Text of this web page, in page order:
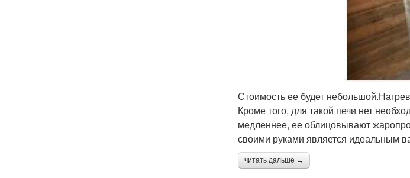
Стоимость ее будет
Кроме того, для такой печи нет
медленнее, ее облицовывают
своими руками является идеальным
читать дальше →